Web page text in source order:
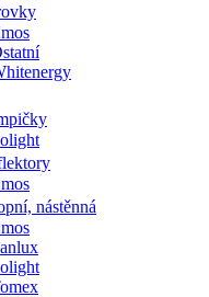
nástěnná